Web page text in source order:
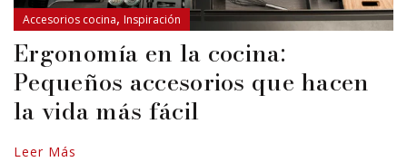
Accesorios cocina, Inspiración
Ergonomía en la cocina:
Pequeños accesorios que hacen
la vida más fácil
Leer Más